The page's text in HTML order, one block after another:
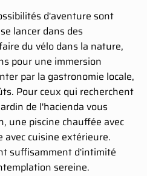
d'aventure sont
lancer dans des
du vélo dans la nature,
pour une immersion
par la gastronomie locale,
Pour ceux qui recherchent
de l'hacienda vous
une piscine chauffée avec
cuisine extérieure.
suffisamment d'intimité
sereine.